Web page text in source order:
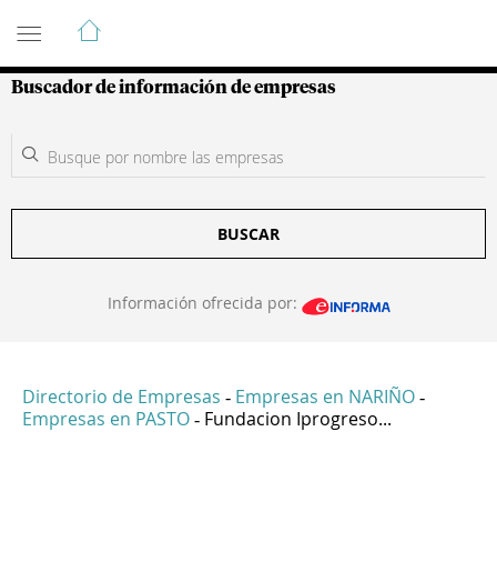
Guía de Empresas Colombianas
Buscador de información de empresas
BUSCAR
Información ofrecida por:
Directorio de Empresas - Empresas en NARIÑO -
Empresas en PASTO - Fundacion Iprogreso...